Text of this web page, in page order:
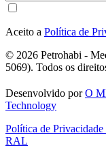
Aceito a Política de
© 2026 Petrohabi -
5069). Todos os
Desenvolvido porO
Technology
Política de
RAL